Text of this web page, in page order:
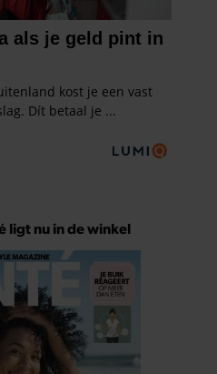
ligt nu in de winkel